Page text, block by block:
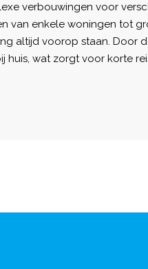
verbouwingen voor
van enkele woningen tot
altijd voorop staan. Door
huis, wat zorgt voor korte